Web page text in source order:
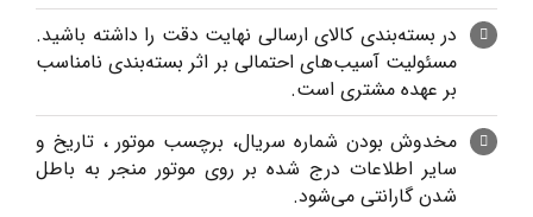
در بسته‌بندی کالای ارسالی نهایت دقت را داشته باشید.
مسئولیت آسیب‌های احتمالی بر اثر بسته‌بندی نامناسب
بر عهده مشتری است.
مخدوش بودن شماره سریال، برچسب موتور ، تاریخ و
سایر اطلاعات درج شده بر روی موتور منجر به باطل
شدن گارانتی می‌شود.